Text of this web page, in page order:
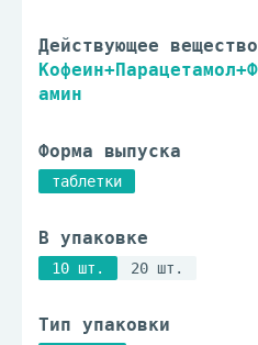
Действующее вещество
амин
Форма выпуска
таблетки
В упаковке
10 шт. 20 шт.
Тип упаковки